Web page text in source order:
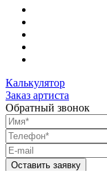
Калькулятор
Заказ артиста
Обратный звонок